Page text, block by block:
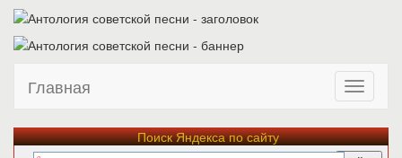
Главная
Поиск Яндекса по сайту